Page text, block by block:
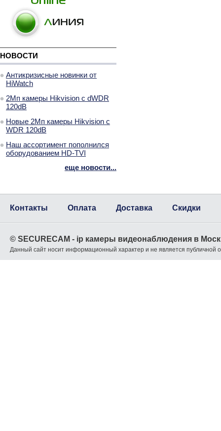
НОВОСТИ
Антикризисные новинки от
HiWatch
2Мп камеры Hikvision с dWDR
120dB
Новые 2Мп камеры Hikvision с
WDR 120dB
Наш ассортимент пополнился
оборудованием HD-TVI
еще новости...
Контакты Оплата Доставка Скидки
© SECURECAM - ip камеры видеонаблюдения в
Данный сайт носит информационный характер и не является публичной